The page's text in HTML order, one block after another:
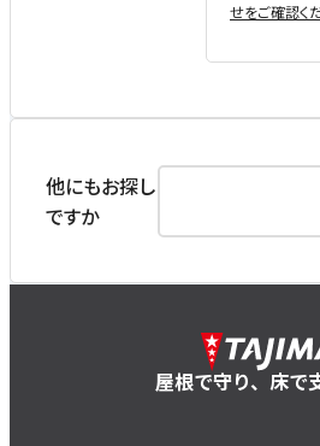
せをご確認く
他にもお探し
ですか
屋根で守り、床で